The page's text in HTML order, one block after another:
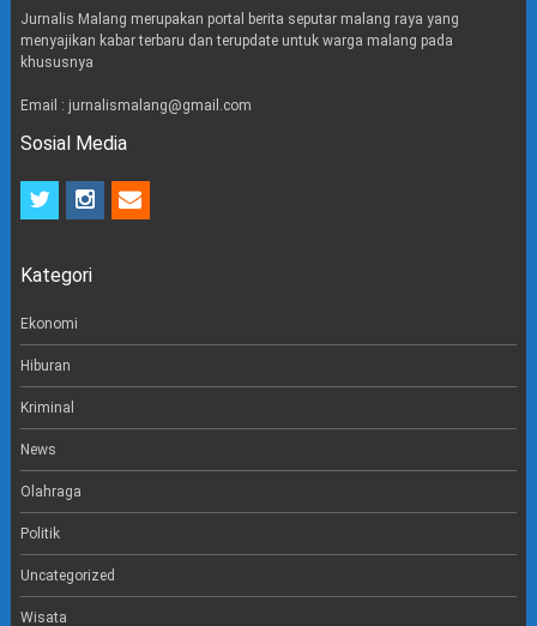
Jurnalis Malang merupakan portal berita seputar malang raya yang
menyajikan kabar terbaru dan terupdate untuk warga malang pada
khususnya
Email : jurnalismalang@gmail.com
Sosial Media
t
t
r
i
n
a
e
m
Kategori
Ekonomi
Hiburan
Kriminal
News
Olahraga
Politik
Uncategorized
Wisata